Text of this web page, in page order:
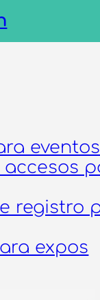
eventos
registro
expos